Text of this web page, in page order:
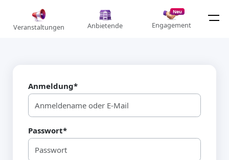
Veranstaltungen Anbietende
Neu
Engagement
Anmeldung*
Passwort*